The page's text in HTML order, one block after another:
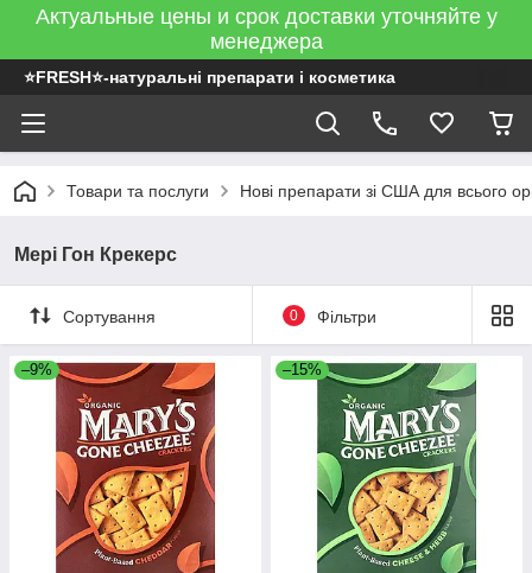
Актуальные цены и срок доставки уточняйте у
менеджера
⭐FRESH⭐-натуральні препарати і косметика
Товари та послуги Нові препарати зі США для всього
Мері Гон Крекерс
Сортування 0 Фільтри
–9% –15%